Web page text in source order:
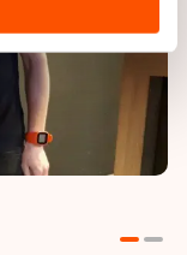
mogelijk geen
de GDPR.
met deze
cookiebeleid .